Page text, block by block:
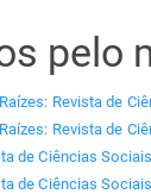
pelo
Raízes: Revista de
Raízes: Revista de
de Ciências
de Ciências